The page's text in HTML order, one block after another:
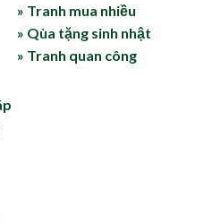
» Tranh mua nhiều
» Qùa tặng sinh nhật
» Tranh quan công